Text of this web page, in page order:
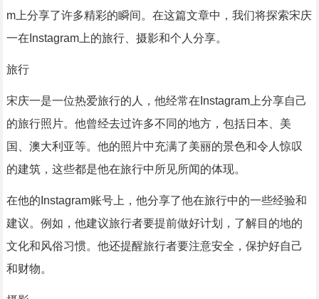
m上分享了许多精彩的瞬间。在这篇文章中，我们将探索宋庆
一在Instagram上的旅行、摄影和个人分享。
旅行
宋庆一是一位热爱旅行的人，他经常在Instagram上分享自己
的旅行照片。他曾经去过许多不同的地方，包括日本、美
国、澳大利亚等。他的照片中充满了美丽的景色和令人惊叹
的建筑，这些都是他在旅行中所见所闻的体现。
在他的Instagram账号上，他分享了他在旅行中的一些经验和
建议。例如，他建议旅行者要提前做好计划，了解目的地的
文化和风俗习惯。他还提醒旅行者要注意安全，保护好自己
和财物。